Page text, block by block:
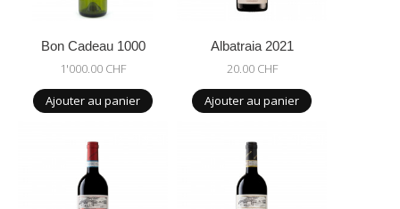
Bon Cadeau 1000
1'000.00 CHF
Ajouter au panier
Albatraia 2021
20.00 CHF
Ajouter au panier